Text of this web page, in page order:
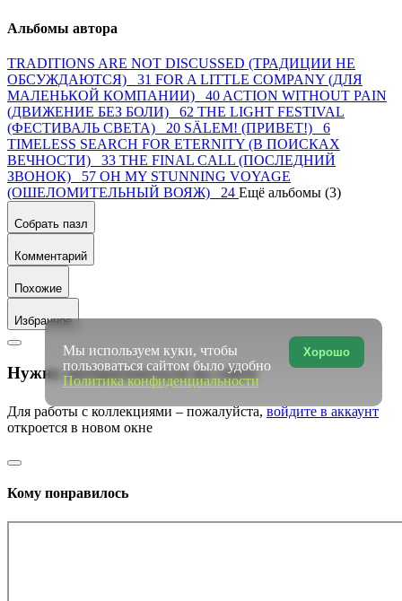
Альбомы автора
TRADITIONS ARE NOT DISCUSSED (ТРАДИЦИИ НЕ
ОБСУЖДАЮТСЯ) 31 FOR A LITTLE COMPANY (ДЛЯ
МАЛЕНЬКОЙ КОМПАНИИ) 40ACTION WITHOUT PAIN
(ДВИЖЕНИЕ БЕЗ БОЛИ) 62 THE LIGHT FESTIVAL
(ФЕСТИВАЛЬ СВЕТА) 20 SÄLEM! (ПРИВЕТ!) 6
TIMELESS SEARCH FOR ETERNITY (В ПОИСКАХ
ВЕЧНОСТИ) 33 THE FINAL CALL (ПОСЛЕДНИЙ
ЗВОНОК) 57 OH MY STUNNING VOYAGE
(ОШЕЛОМИТЕЛЬНЫЙ ВОЯЖ) 24 Ещё альбомы (3)
Собрать пазл
Комментарий
Похожие
Избранное
Нужно авторизоваться на сайте
Для работы с коллекциями – пожалуйста,войдите в аккаунт
откроется в новом окне
Кому понравилось
Хорошо
Мы используем куки, чтобы
пользоваться сайтом было удобно
Политика конфиденциальности